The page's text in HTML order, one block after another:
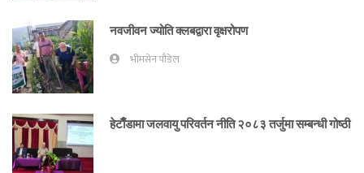
नवजीवन ज्योति क्लबद्वारा वृक्षरोपण
भीमसेन पौडेल
हेटाैँडामा जलवायु परिवर्तन नीति २०८३ तर्जुमा सम्बन्धी गोष्ठी